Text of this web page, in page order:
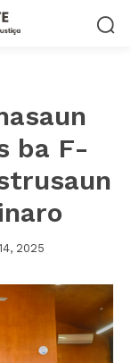
ba F-
2025